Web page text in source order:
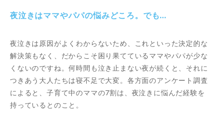
夜泣きはママやパパの悩みどころ。でも…
夜泣きは原因がよくわからないため、これといった決定的な
解決策もなく、だからこそ困り果てているママやパパが少な
くないのですね。何時間も泣き止まない夜が続くと、それに
つきあう大人たちは寝不足で大変。各方面のアンケート調査
によると、子育て中のママの7割は、夜泣きに悩んだ経験を
持っているとのこと。